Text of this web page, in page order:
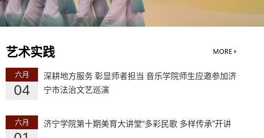
艺术实践
六月
04
深耕地方服务 彰显师者担当 音乐学院师生应邀参加济
宁市法治文艺巡演
六月 济宁学院第十期美育大讲堂“多彩民歌 多样传承”开讲